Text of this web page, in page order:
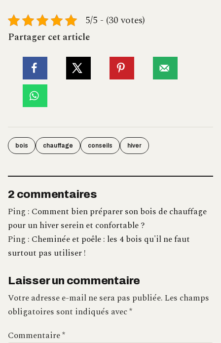
5/5 - (30 votes)
Partager cet article
bois chauffage conseils hiver
2 commentaires
Ping : Comment bien préparer son bois de chauffage
pour un hiver serein et confortable ?
Ping : Cheminée et poêle : les 4 bois qu'il ne faut
surtout pas utiliser !
Laisser un commentaire
Votre adresse e-mail ne sera pas publiée.Les champs
obligatoires sont indiqués avec*
Commentaire*